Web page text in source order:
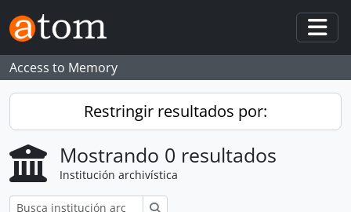
Skip to main content
Access to Memory
Restringir resultados por:
Mostrando 0 resultados
Institución archivística